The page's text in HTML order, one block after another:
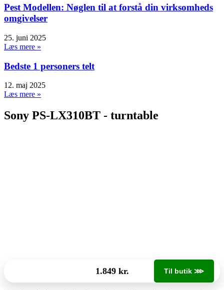
Pest Modellen: Nøglen til at forstå din virksomheds
omgivelser
25. juni 2025
Læs mere »
Bedste 1 personers telt
12. maj 2025
Læs mere »
Sony PS-LX310BT - turntable
1.849 kr. Til butik ⋙